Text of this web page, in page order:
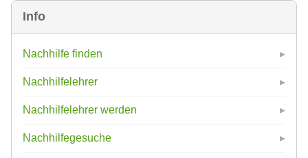
Info
Nachhilfe finden
Nachhilfelehrer
Nachhilfelehrer werden
Nachhilfegesuche